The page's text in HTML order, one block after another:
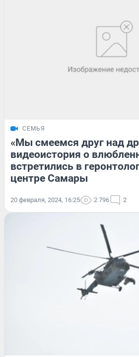
СЕМЬЯ
«Мы смеемся друг над
видеоистория о
встретились в
центре Самары
20 февраля, 2024, 16:25 2 796 2